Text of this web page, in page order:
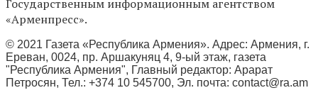
Государственным информационным агентством
«Арменпресс».
© 2021 Газета «Республика Армения». Адрес: Армения, г.
Ереван, 0024, пр. Аршакуняц 4, 9-ый этаж, газета
"Республика Армения", Главный редактор: Арарат
Петросян, Тел.: +374 10 545700, Эл. почта: contact@ra.am